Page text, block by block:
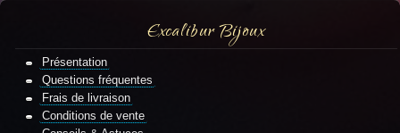
Excalibur Bijoux
Présentation
Questions fréquentes
Frais de livraison
Conditions de vente